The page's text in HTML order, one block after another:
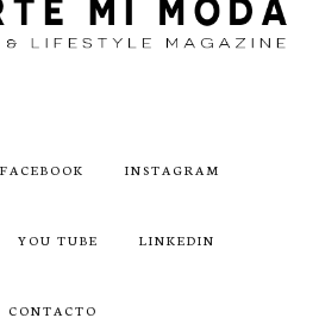
FACEBOOK INSTAGRAM
YOU TUBE LINKEDIN
CONTACTO